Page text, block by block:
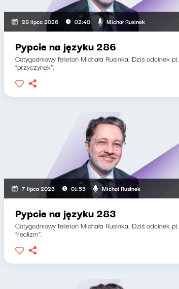
28 lipca 2026 02:40 Michał Rusinek
Pypcie na języku 286
Cotygodniowy felieton Michała Rusinka. Dziś odcinek pt.
"przyczynek".
7 lipca 2026 01:55 Michał Rusinek
Pypcie na języku 283
Cotygodniowy felieton Michała Rusinka. Dziś odcinek pt.
"realizm".